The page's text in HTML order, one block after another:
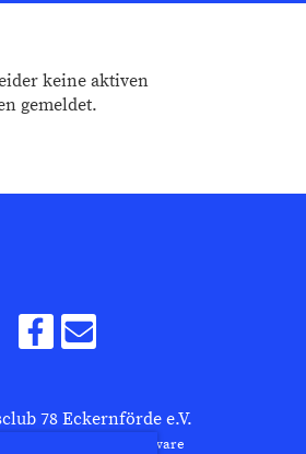
keine aktiven
gemeldet.
78 Eckernförde e.V.
ClubDesk Vereinssoftware